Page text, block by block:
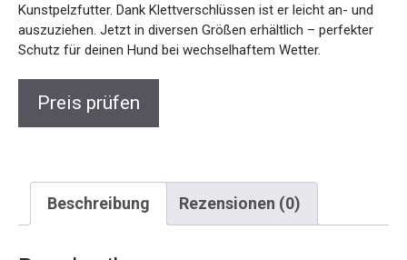
Kunstpelzfutter. Dank Klettverschlüssen ist er leicht an- und
auszuziehen. Jetzt in diversen Größen erhältlich – perfekter
Schutz für deinen Hund bei wechselhaftem Wetter.
Preis prüfen
Beschreibung Rezensionen (0)